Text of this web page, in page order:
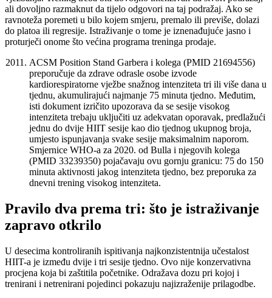
ali dovoljno razmaknut da tijelo odgovori na taj podražaj. Ako se
ravnoteža poremeti u bilo kojem smjeru, premalo ili previše, dolazi
do platoa ili regresije. Istraživanje o tome je iznenađujuće jasno i
proturječi onome što većina programa treninga prodaje.
ACSM Position Stand Garbera i kolega (PMID 21694556)
preporučuje da zdrave odrasle osobe izvode
kardiorespiratorne vježbe snažnog intenziteta tri ili više dana u
tjednu, akumulirajući najmanje 75 minuta tjedno. Međutim,
isti dokument izričito upozorava da se sesije visokog
intenziteta trebaju uključiti uz adekvatan oporavak, predlažući
jednu do dvije HIIT sesije kao dio tjednog ukupnog broja,
umjesto ispunjavanja svake sesije maksimalnim naporom.
Smjernice WHO-a za 2020. od Bulla i njegovih kolega
(PMID 33239350) pojačavaju ovu gornju granicu: 75 do 150
minuta aktivnosti jakog intenziteta tjedno, bez preporuka za
dnevni trening visokog intenziteta.
Pravilo dva prema tri: što je istraživanje
zapravo otkrilo
U desecima kontroliranih ispitivanja najkonzistentnija učestalost
HIIT-a je između dvije i tri sesije tjedno. Ovo nije konzervativna
procjena koja bi zaštitila početnike. Odražava dozu pri kojoj i
trenirani i netrenirani pojedinci pokazuju najizraženije prilagodbe.